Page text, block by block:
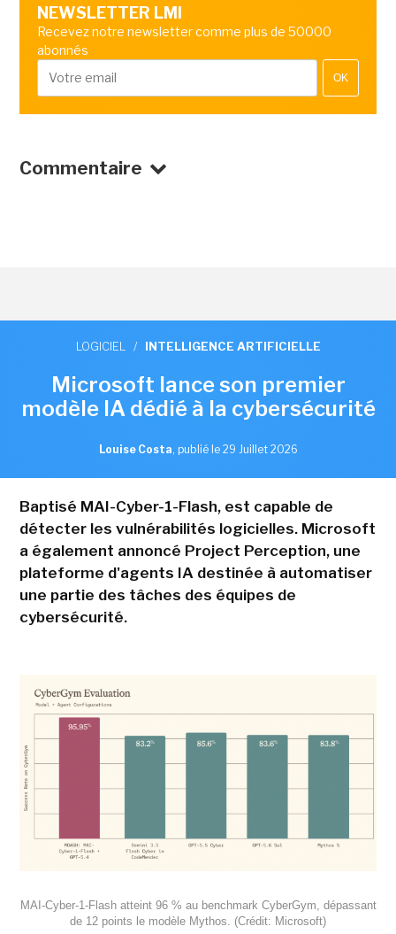
NEWSLETTER LMI
Recevez notre newsletter comme plus de 50000
abonnés
OK
Commentaire
LOGICIEL / INTELLIGENCE ARTIFICIELLE
Microsoft lance son premier
modèle IA dédié à la cybersécurité
Louise Costa, publié le 29 Juillet 2026
Baptisé MAI-Cyber-1-Flash, est capable de
détecter les vulnérabilités logicielles. Microsoft
a également annoncé Project Perception, une
plateforme d'agents IA destinée à automatiser
une partie des tâches des équipes de
cybersécurité.
MAI-Cyber-1-Flash atteint 96 % au benchmark CyberGym, dépassant
de 12 points le modèle Mythos. (Crédit: Microsoft)